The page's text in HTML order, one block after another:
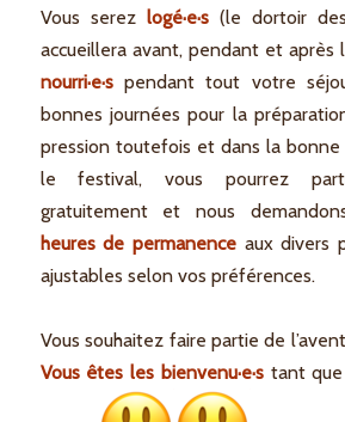
Vous serez logé·e·s(le dortoir
accueillera avant, pendant et
nourri·e·spendant tout votre
bonnes journées pour la
pression toutefois et dans la bonne
le festival, vous pourrez
gratuitement et nous
heures de permanenceaux divers
ajustables selon vos préférences.
Vous souhaitez faire partie de
Vous êtes les bienvenu·e·stant que